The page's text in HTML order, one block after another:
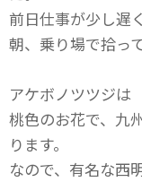
前日仕事が少し遅
朝、乗り場で拾っ
アケボノツツジ
桃色のお花で、九
ります。
なので、有名な西